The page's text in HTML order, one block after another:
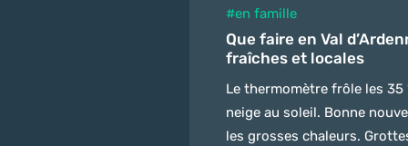
#en famille
Que faire en Val
fraîches et locales
Le thermomètre frôle les 35
neige au soleil. Bonne
les grosses chaleurs.